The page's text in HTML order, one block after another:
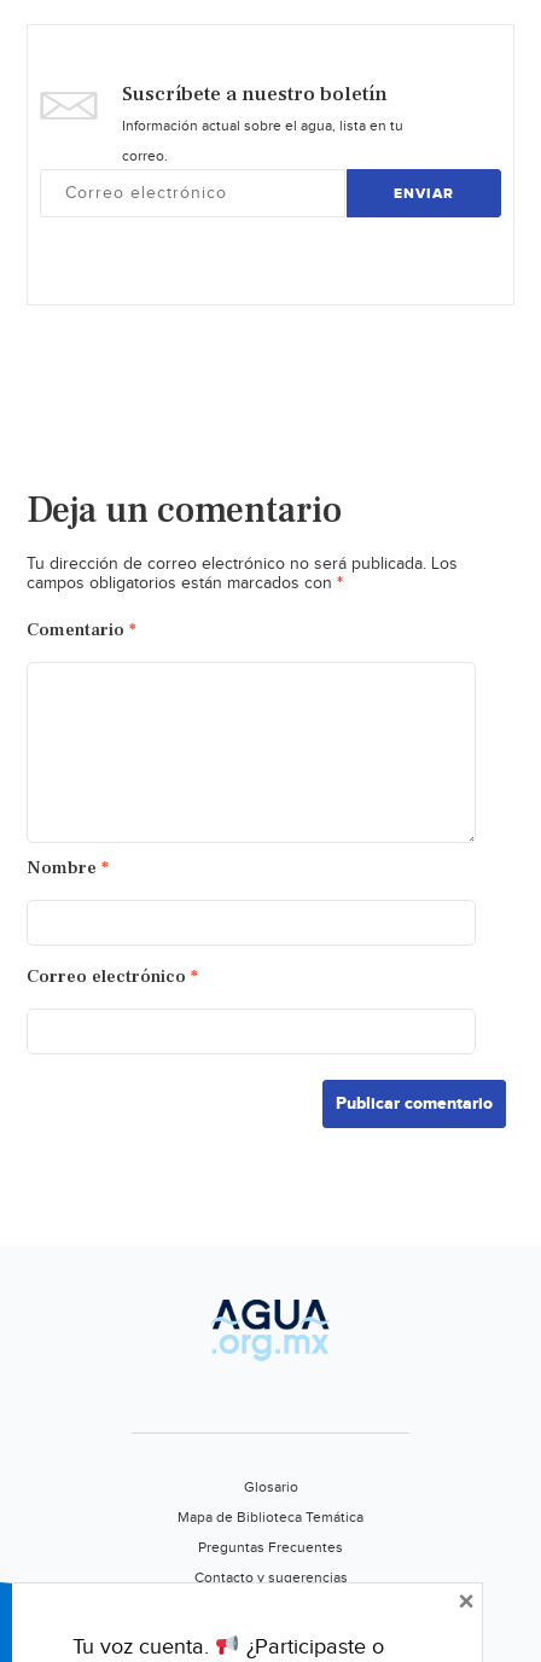
Suscríbete a nuestro boletín
Información actual sobre el agua, lista en tu
correo.
ENVIAR
Deja un comentario
Tu dirección de correo electrónico no será publicada. Los
campos obligatorios están marcados con *
Comentario *
Nombre *
Correo electrónico *
Glosario
Mapa de Biblioteca Temática
Preguntas Frecuentes
Contacto y sugerencias
Califica este portal
Tu voz cuenta. ¿Participaste o
×